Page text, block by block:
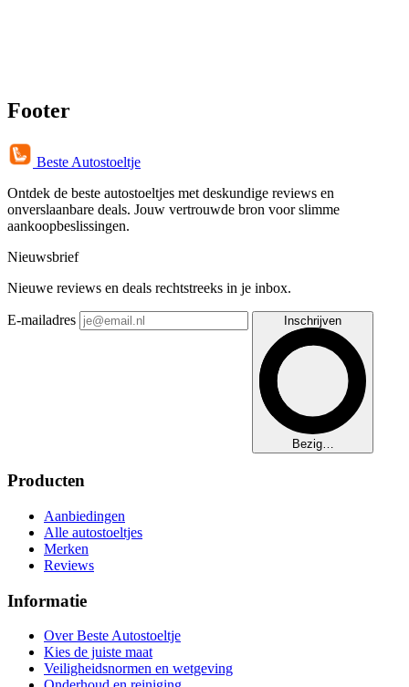
Footer
Beste Autostoeltje
Ontdek de beste autostoeltjes met deskundige reviews en
onverslaanbare deals. Jouw vertrouwde bron voor slimme
aankoopbeslissingen.
Nieuwsbrief
Nieuwe reviews en deals rechtstreeks in je inbox.
E-mailadres Inschrijven
Bezig…
Producten
Aanbiedingen
Alle autostoeltjes
Merken
Reviews
Informatie
Over Beste Autostoeltje
Kies de juiste maat
Veiligheidsnormen en wetgeving